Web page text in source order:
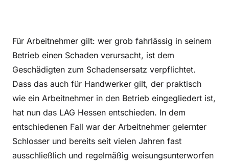
Für Arbeitnehmer gilt: wer grob fahrlässig in seinem
Betrieb einen Schaden verursacht, ist dem
Geschädigten zum Schadensersatz verpflichtet.
Dass das auch für Handwerker gilt, der praktisch
wie ein Arbeitnehmer in den Betrieb eingegliedert ist,
hat nun das LAG Hessen entschieden. In dem
entschiedenen Fall war der Arbeitnehmer gelernter
Schlosser und bereits seit vielen Jahren fast
ausschließlich und regelmäßig weisungsunterworfen